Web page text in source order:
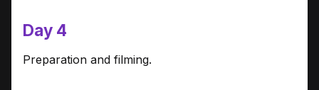
Day 4
Preparation and filming.